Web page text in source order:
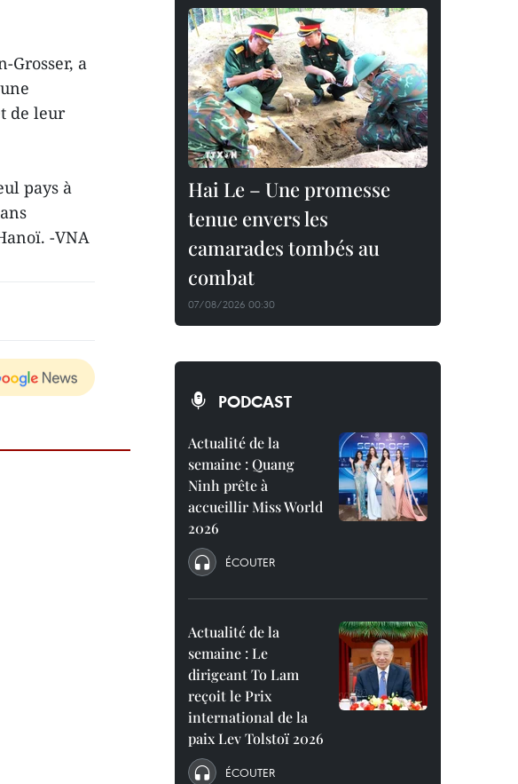
Grosser, a
de leur
pays à
-VNA
Hai Le – Une promesse
tenue envers les
camarades tombés au
combat
07/08/2026 00:30
PODCAST
Actualité de la
semaine : Quang
Ninh prête à
accueillir Miss World
2026
ÉCOUTER
Actualité de la
semaine : Le
dirigeant To Lam
reçoit le Prix
international de la
paix Lev Tolstoï 2026
ÉCOUTER